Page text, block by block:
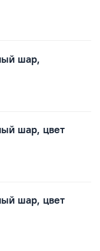
шар,
шар, цвет
шар, цвет